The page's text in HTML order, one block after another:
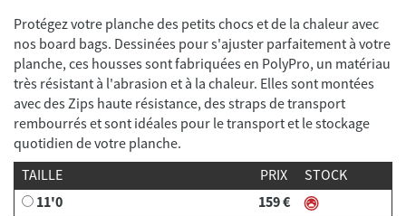
Protégez votre planche des petits chocs et de la chaleur avec
nos board bags. Dessinées pour s'ajuster parfaitement à votre
planche, ces housses sont fabriquées en PolyPro, un matériau
très résistant à l'abrasion et à la chaleur. Elles sont montées
avec des Zips haute résistance, des straps de transport
rembourrés et sont idéales pour le transport et le stockage
quotidien de votre planche.
TAILLE
PRIX
STOCK
11'0
159 €